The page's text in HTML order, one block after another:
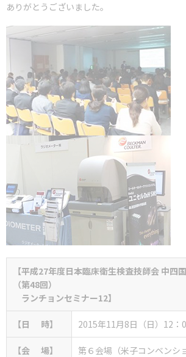
ありがとうございました。
【平成27年度日本臨床衛生検査技師会 中四
（第48回）
ランチョンセミナー12】
【日 時】 2015年11月8日（日）12：
【会 場】
第６会場（米子コンベンシ